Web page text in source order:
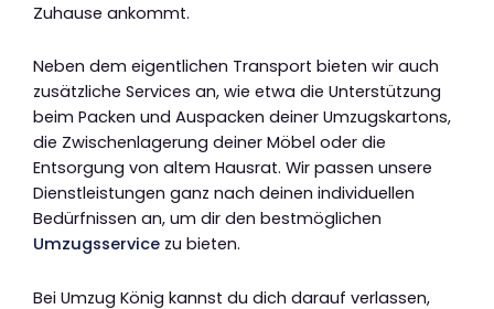
Zuhause ankommt.
Neben dem eigentlichen Transport bieten wir auch
zusätzliche Services an, wie etwa die Unterstützung
beim Packen und Auspacken deiner Umzugskartons,
die Zwischenlagerung deiner Möbel oder die
Entsorgung von altem Hausrat. Wir passen unsere
Dienstleistungen ganz nach deinen individuellen
Bedürfnissen an, um dir den bestmöglichen
Umzugsservice zu bieten.
Bei Umzug König kannst du dich darauf verlassen,